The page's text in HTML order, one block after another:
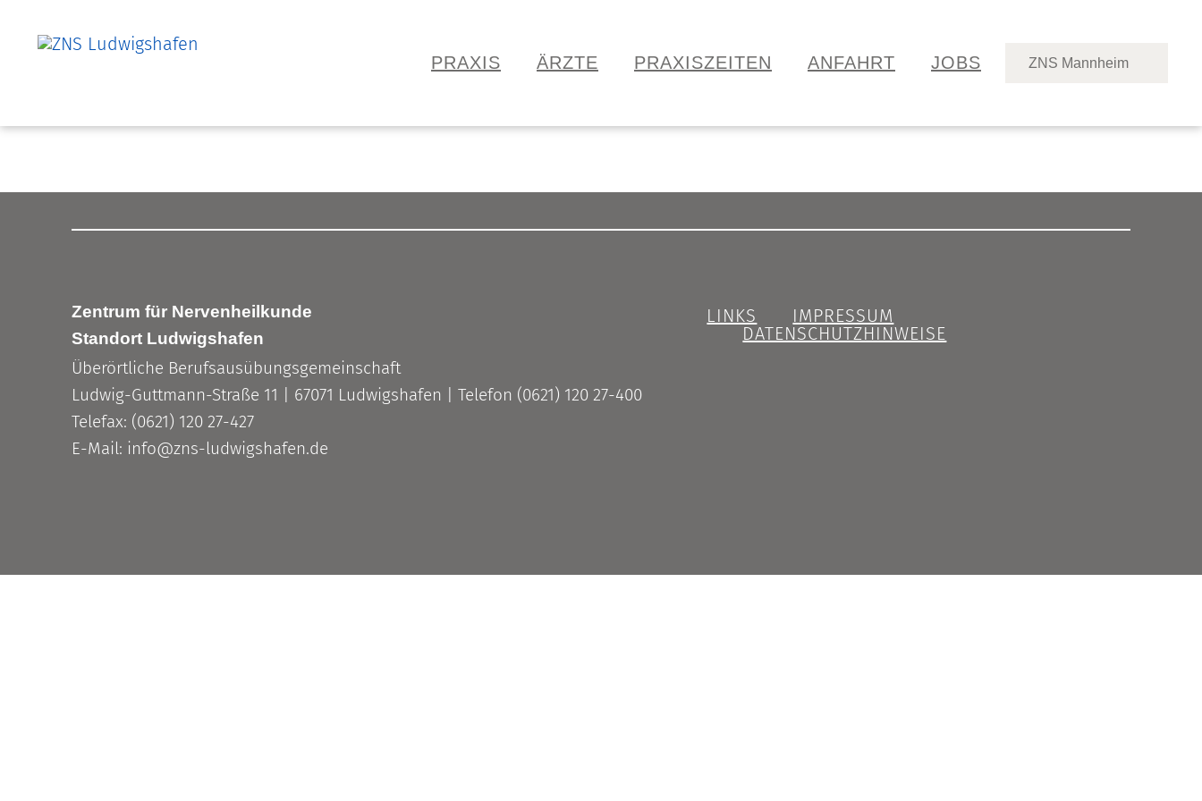
PRAXIS ÄRZTE PRAXISZEITEN ANFAHRT JOBS ZNS Mannheim
Zentrum für Nervenheilkunde
Standort Ludwigshafen
Überörtliche Berufsausübungsgemeinschaft
Ludwig-Guttmann-Straße 11 | 67071 Ludwigshafen | Telefon (0621) 120 27-400
Telefax: (0621) 120 27-427
E-Mail: info@zns-ludwigshafen.de
LINKS
IMPRESSUM
DATENSCHUTZHINWEISE